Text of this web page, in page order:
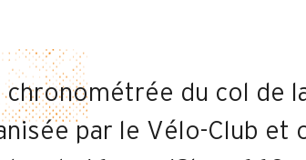
du col de
par le Vélo-Club et